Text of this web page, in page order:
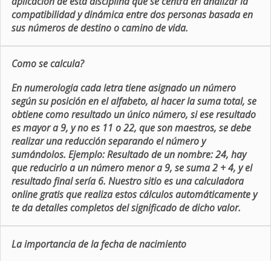
compatibilidad y dinámica entre dos personas basada en
sus números de destino o camino de vida.
Como se calcula?
En numerologia cada letra tiene asignado un número
según su posición en el alfabeto, al hacer la suma total, se
obtiene como resultado un único número, si ese resultado
es mayor a 9, y no es 11 o 22, que son maestros, se debe
realizar una reducción separando el número y
sumándolos. Ejemplo: Resultado de un nombre: 24, hay
que reducirlo a un número menor a 9, se suma 2 + 4, y el
resultado final sería 6. Nuestro sitio es una calculadora
online gratis que realiza estos cálculos automáticamente y
te da detalles completos del significado de dicho valor.
La importancia de la fecha de nacimiento